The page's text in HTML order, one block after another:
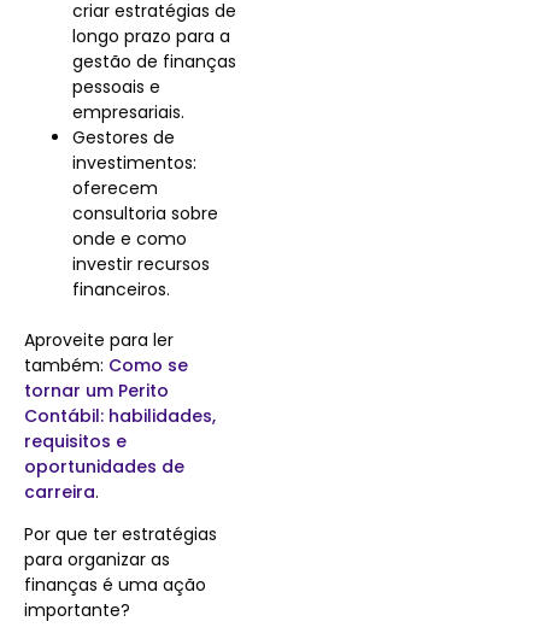
criar estratégias de
longo prazo para a
gestão de finanças
pessoais e
empresariais.
Gestores de
investimentos:
oferecem
consultoria sobre
onde e como
investir recursos
financeiros.
Aproveite para ler
também: Como se
tornar um Perito
Contábil: habilidades,
requisitos e
oportunidades de
carreira.
Por que ter estratégias
para organizar as
finanças é uma ação
importante?